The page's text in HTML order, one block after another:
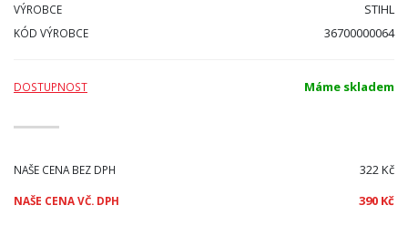
VÝROBCE STIHL
KÓD VÝROBCE 36700000064
DOSTUPNOST Máme skladem
NAŠE CENA BEZ DPH 322 Kč
NAŠE CENA VČ. DPH 390 Kč